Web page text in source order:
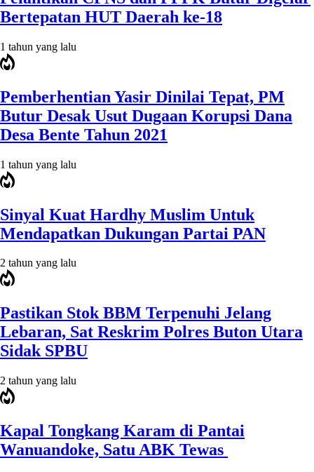
Bertepatan HUT Daerah ke-18
1 tahun yang lalu
Pemberhentian Yasir Dinilai Tepat, PM
Butur Desak Usut Dugaan Korupsi Dana
Desa Bente Tahun 2021
1 tahun yang lalu
Sinyal Kuat Hardhy Muslim Untuk
Mendapatkan Dukungan Partai PAN
2 tahun yang lalu
Pastikan Stok BBM Terpenuhi Jelang
Lebaran, Sat Reskrim Polres Buton Utara
Sidak SPBU
2 tahun yang lalu
Kapal Tongkang Karam di Pantai
Wanuandoke, Satu ABK Tewas